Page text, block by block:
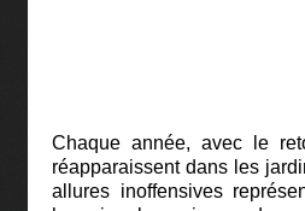
Chaque année, avec le
réapparaissent dans les
allures inoffensives